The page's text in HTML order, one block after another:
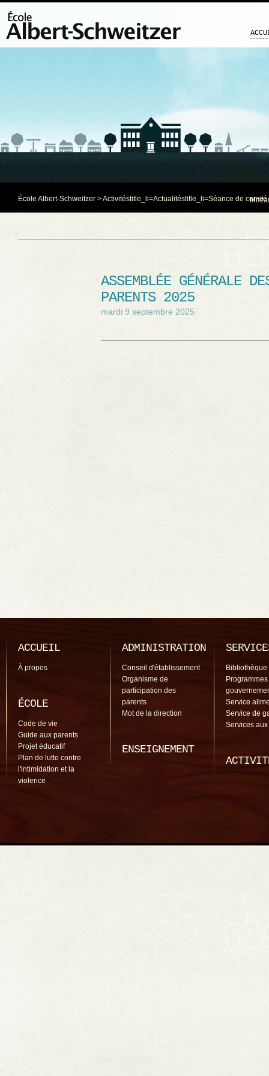
École Albert-Schweitzer >Activitéstitle_li=Actualitéstitle_li=Séance de comité
ASSEMBLÉE GÉNÉRALE
PARENTS 2025
mardi 9 septembre 2025
ACCUEIL
À propos
ÉCOLE
Code de vie
Guide aux parents
Projet éducatif
Plan de lutte contre
l'intimidation et la
violence
ADMINISTRATION
Conseil d'établissement
Organisme de
participation des
parents
Mot de la direction
ENSEIGNEMENT
Bibliothèque
Programmes
Service
Service de
Services